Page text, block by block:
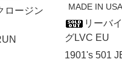
ロージン
MADE IN
リーバ
グLVC EU
1901's 501